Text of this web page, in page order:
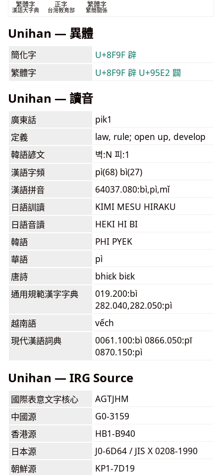
繁體字
漢語大字典
正字
台灣教育部
繁體字
繁簡關係
Unihan — 異體
簡化字
U+8F9F 辟
繁體字
U+8F9F 辟 U+95E2 闢
Unihan — 讀音
廣東話
pik1
定義
law, rule; open up, develop
韓語諺文
벽:N 피:1
漢語字頻
pì(68) bì(27)
漢語拼音
64037.080:bì,pì,mǐ
日語訓讀
KIMI MESU HIRAKU
日語音讀
HEKI HI BI
韓語
PHI PYEK
華語
pì
唐詩
bhiɛk biɛk
通用規範漢字字典
019.200:bì
282.040,282.050:pì
越南語
vếch
現代漢語詞典
0061.100:bì 0866.050:pī
0870.150:pì
Unihan — IRG Source
國際表意文字核心
AGTJHM
中國源
G0-3159
香港源
HB1-B940
日本源
J0-6D64 / JIS X 0208-1990
朝鮮源
KP1-7D19